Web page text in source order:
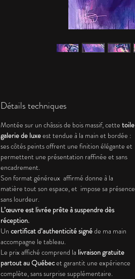
Détails techniques
Montée sur un châssis de bois massif, cette toile
galerie de luxeest tendue à la main et bordée :
ses côtés peints offrent une finition élégante et
permettent une présentation raffinée et sans
encadrement.
Son format généreux affirmé donne à la
matière tout son espace, et impose sa présence
sans lourdeur.
L’œuvre est livrée prête à suspendre dès
réception.
Un certificat d’authenticité signéde ma main
accompagne le tableau.
Le prix affiché comprend la livraison gratuite
partout au Québecet garantit une expérience
complète, sans surprise supplémentaire.